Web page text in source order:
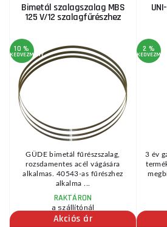
Bimetál szalagszalag MBS
125 V/12 szalagfűrészhez
10 %
KEDVEZMÉNY
GÜDE bimetál fűrészszalag,
rozsdamentes acél vágására
alkalmas. 40543-as fűrészhez
alkalma ...
RAKTÁRON
a szállítónál
Akciós ár
2 %
KEDVEZMÉNY
3 év